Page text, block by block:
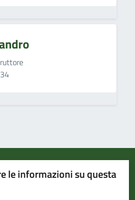
le informazioni su questa